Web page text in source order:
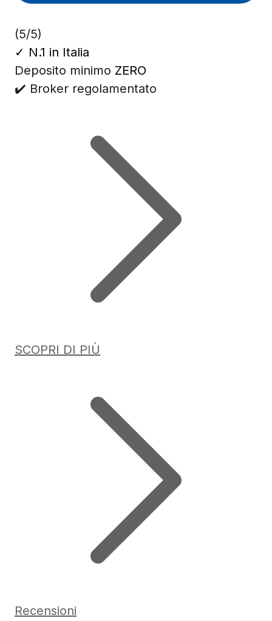
(5/5)
✓ N.1 in Italia
Deposito minimo ZERO
✔️ Broker regolamentato
SCOPRI DI PIÙ
Recensioni